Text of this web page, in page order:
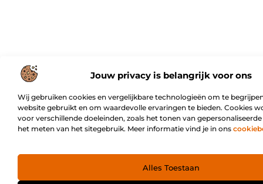
Jouw privacy is belangrijk voor ons
Wij gebruiken cookies en vergelijkbare technologieën om te
website gebruikt en om waardevolle ervaringen te bieden. Cookies
voor verschillende doeleinden, zoals het tonen van
het meten van het sitegebruik. Meer informatie vind je in ons
Alles Toestaan